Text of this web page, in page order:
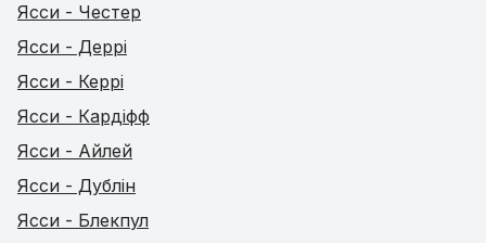
Ясси - Честер
Ясси - Деррі
Ясси - Керрі
Ясси - Кардіфф
Ясси - Айлей
Ясси - Дублін
Ясси - Блекпул